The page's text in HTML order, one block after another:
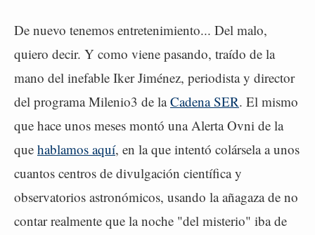
De nuevo tenemos entretenimiento... Del malo,
quiero decir. Y como viene pasando, traído de la
mano del inefable Iker Jiménez, periodista y director
del programa Milenio3 de laCadena SER. El mismo
que hace unos meses montó una Alerta Ovni de la
que hablamos aquí, en la que intentó colársela a unos
cuantos centros de divulgación científica y
observatorios astronómicos, usando la añagaza de no
contar realmente que la noche "del misterio" iba de